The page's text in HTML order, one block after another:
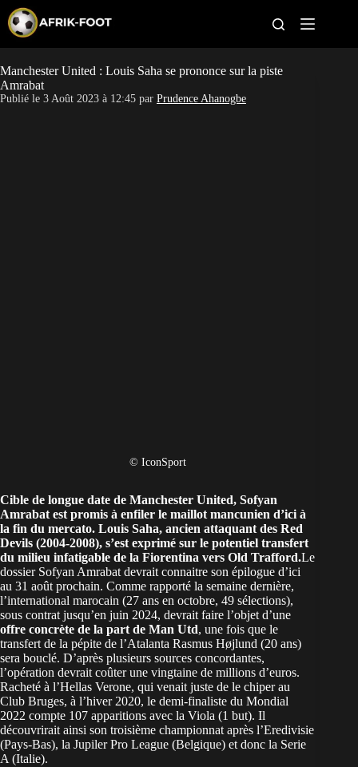
p
t
o
c
o
CAN féminine
Manchester United : Louis Saha se prononce sur la piste
Amrabat
Publié le 3 Août 2023 à 12:45 par Prudence Ahanogbe
© IconSport
Cible de longue date de Manchester United, Sofyan
Amrabat est promis à enfiler le maillot mancunien d’ici à
la fin du mercato. Louis Saha, ancien attaquant des Red
Devils (2004-2008), s’est exprimé sur le potentiel transfert
du milieu infatigable de la Fiorentina vers Old Trafford.Le
dossier Sofyan Amrabat devrait connaitre son épilogue d’ici
au 31 août prochain. Comme rapporté la semaine dernière,
l’international marocain (27 ans en octobre, 49 sélections),
sous contrat jusqu’en juin 2024, devrait faire l’objet d’une
offre concrète de la part de Man Utd, une fois que le
transfert de la pépite de l’Atalanta Rasmus Højlund (20 ans)
sera bouclé. D’après plusieurs sources concordantes,
l’opération devrait coûter une vingtaine de millions d’euros.
Racheté à l’Hellas Verone, qui venait juste de le chiper au
Club Bruges, à l’hiver 2020, le demi-finaliste du Mondial
2022 compte 107 apparitions avec la Viola (1 but). Il
découvrirait ainsi son troisième championnat après l’Eredivisie
(Pays-Bas), la Jupiler Pro League (Belgique) et donc la Serie
A (Italie).